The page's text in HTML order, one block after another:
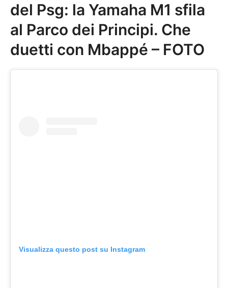
del Psg: la Yamaha M1 sfila
al Parco dei Principi. Che
duetti con Mbappé – FOTO
Visualizza questo post su Instagram